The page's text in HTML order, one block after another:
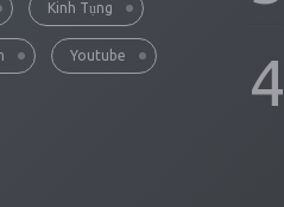
Kinh Tụng
Youtube 4